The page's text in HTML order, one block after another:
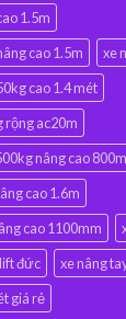
1.5m
cao 1.5m
xe
cao 1.4 mét
rộng ac20m
nâng cao
cao 1.6m
cao 1100mm
đức
xe nâng
giá rẻ